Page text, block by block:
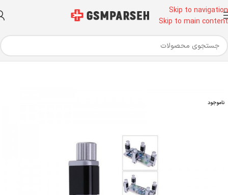
Skip to navigation
Skip to main content
خانه ابزار آلات تعمیرات موبایل ابزار تعمیرات موبایل گیره تعمیرات
ناموجود